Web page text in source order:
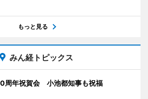
もっと見る
みん経トピックス
周年祝賀会 小池都知事も祝福